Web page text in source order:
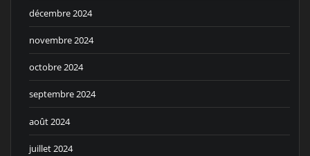
décembre 2024
novembre 2024
octobre 2024
septembre 2024
août 2024
juillet 2024